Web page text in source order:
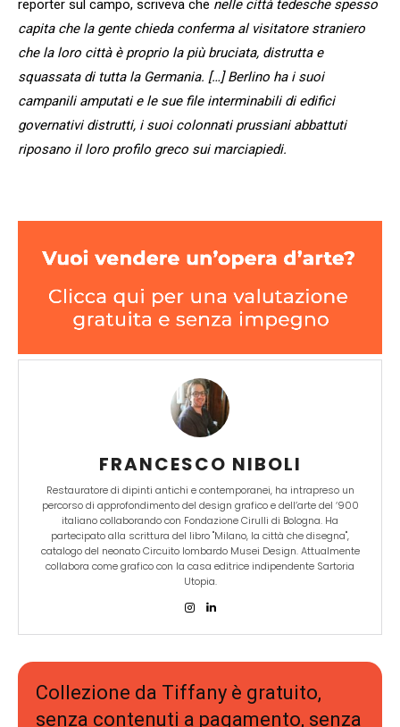
reporter sul campo, scriveva che nelle città tedesche spesso
capita che la gente chieda conferma al visitatore straniero
che la loro città è proprio la più bruciata, distrutta e
squassata di tutta la Germania. […] Berlino ha i suoi
campanili amputati e le sue file interminabili di edifici
governativi distrutti, i suoi colonnati prussiani abbattuti
riposano il loro profilo greco sui marciapiedi.
FRANCESCO NIBOLI
Restauratore di dipinti antichi e contemporanei, ha intrapreso un
percorso di approfondimento del design grafico e dell’arte del ‘900
italiano collaborando con Fondazione Cirulli di Bologna. Ha
partecipato alla scrittura del libro "Milano, la città che disegna",
catalogo del neonato Circuito lombardo Musei Design. Attualmente
collabora come grafico con la casa editrice indipendente Sartoria
Utopia.
Collezione da Tiffany è gratuito,
senza contenuti a pagamento, senza